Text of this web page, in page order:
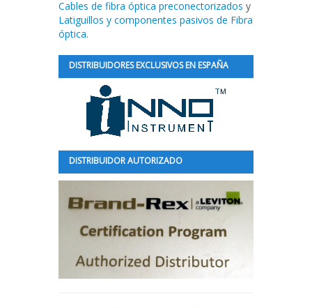
Cables de fibra óptica preconectorizados y
Latiguillos y componentes pasivos de Fibra
óptica.
DISTRIBUIDORES EXCLUSIVOS EN ESPAÑA
DISTRIBUIDOR AUTORIZADO